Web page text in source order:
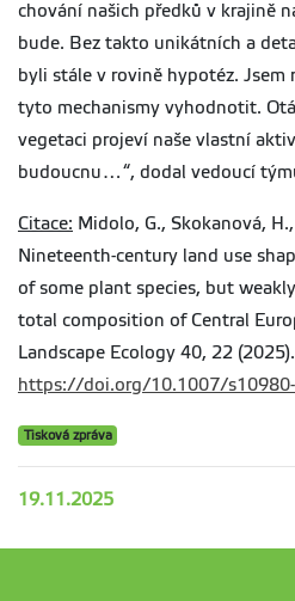
chování našich předků v krajině
bude. Bez takto unikátních a
byli stále v rovině hypotéz. Jsem
tyto mechanismy vyhodnotit.
vegetaci projeví naše vlastní
budoucnu…“, dodal vedoucí
Citace: Midolo, G., Skokanová,
Nineteenth-century land use
of some plant species, but
total composition of Central
Landscape Ecology 40, 22 (2025).
https://doi.org/10.1007/
Tisková zpráva
19.11.2025